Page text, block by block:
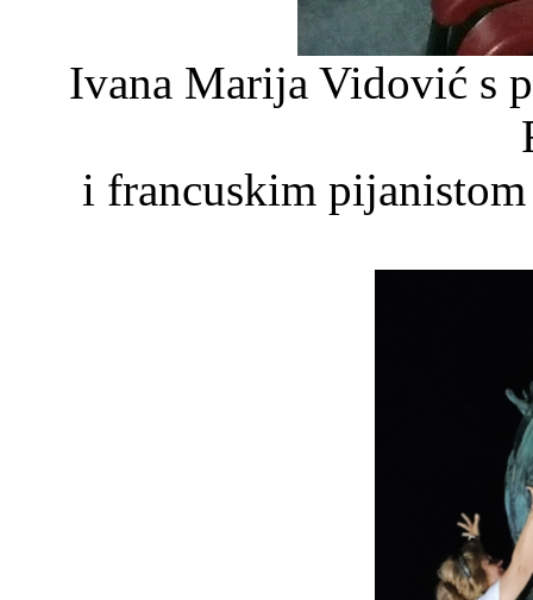
Ivana Marija Vidović s
i francuskim